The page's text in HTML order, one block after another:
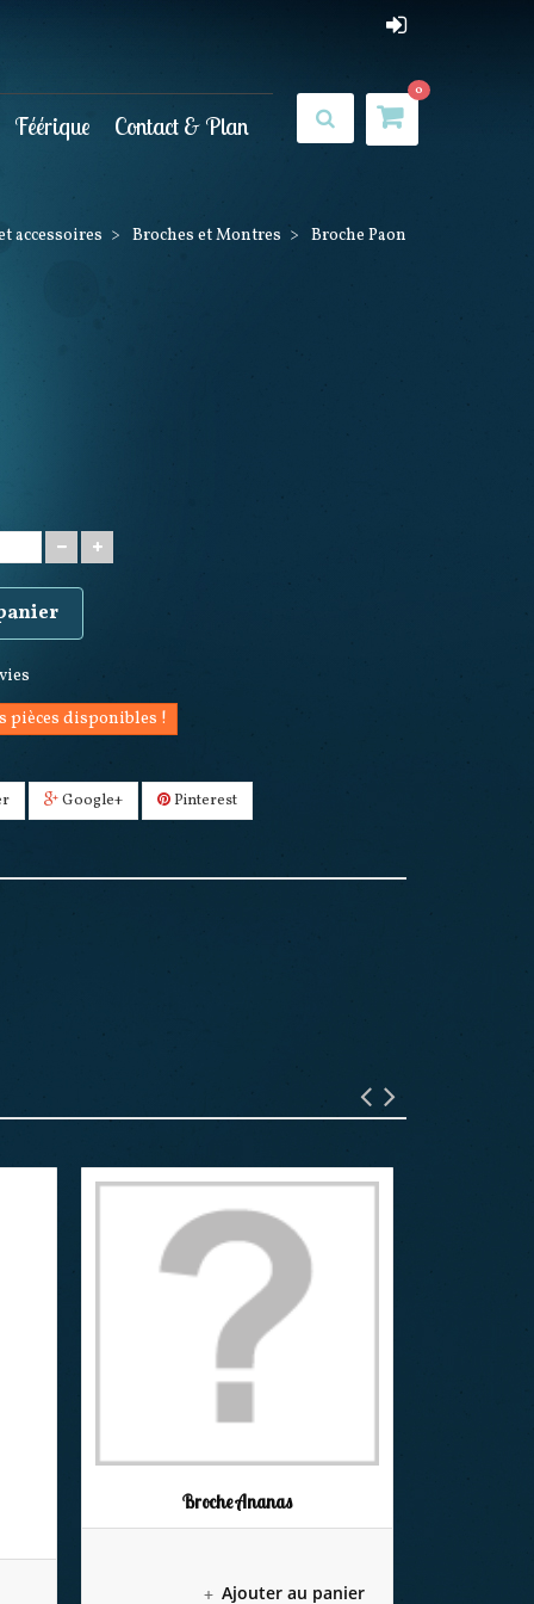
0
Féérique Contact & Plan
accessoires > Broches et Montres > Broche Paon
pièces disponibles !
Google+ Pinterest
Broche Ananas
Ajouter au panier